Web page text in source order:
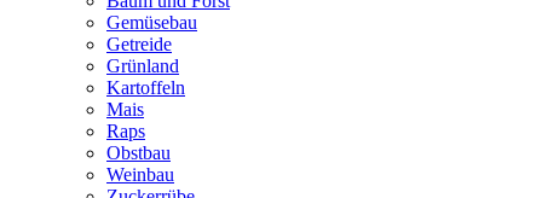
Gemüsebau
Getreide
Grünland
Kartoffeln
Mais
Raps
Obstbau
Weinbau